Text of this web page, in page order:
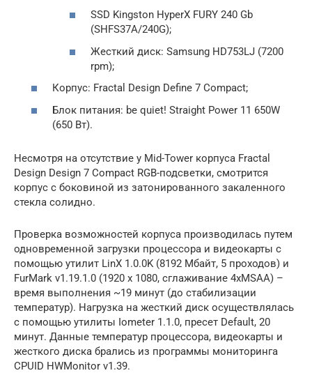
SSD Kingston HyperX FURY 240 Gb
(SHFS37A/240G);
Жесткий диск: Samsung HD753LJ (7200
rpm);
Корпус: Fractal Design Define 7 Compact;
Блок питания: be quiet! Straight Power 11 650W
(650 Вт).
Несмотря на отсутствие у Mid-Tower корпуса Fractal
Design Design 7 Compact RGB-подсветки, смотрится
корпус с боковиной из затонированного закаленного
стекла солидно.
Проверка возможностей корпуса производилась путем
одновременной загрузки процессора и видеокарты с
помощью утилит LinX 1.0.0K (8192 Мбайт, 5 проходов) и
FurMark v1.19.1.0 (1920 х 1080, сглаживание 4xMSAA) –
время выполнения ~19 минут (до стабилизации
температур). Нагрузка на жесткий диск осуществлялась
с помощью утилиты Iometer 1.1.0, пресет Default, 20
минут. Данные температур процессора, видеокарты и
жесткого диска брались из программы мониторинга
CPUID HWMonitor v1.39.